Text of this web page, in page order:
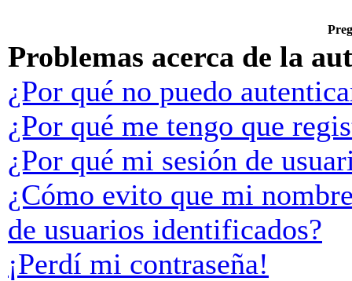
Problemas acerca de la
¿Por qué no puedo
¿Por qué me tengo que
¿Por qué mi sesión de
¿Cómo evito que mi
de usuarios identificados?
¡Perdí mi contraseña!